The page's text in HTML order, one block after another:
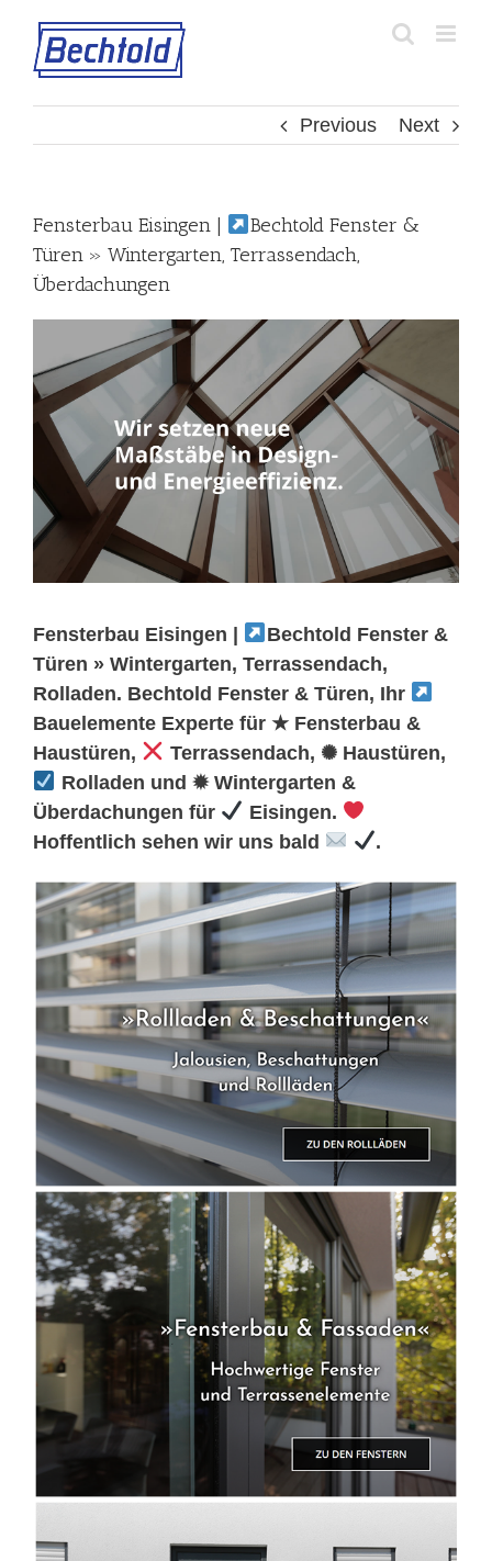
content
Previous Next
Fensterbau Eisingen |
Bechtold Fenster &
Türen » Wintergarten, Terrassendach,
Überdachungen
Fensterbau Eisingen |
Bechtold Fenster &
Türen » Wintergarten, Terrassendach,
Rolladen. Bechtold Fenster & Türen, Ihr
Bauelemente Experte für ★ Fensterbau &
Haustüren,
Terrassendach, ✺ Haustüren,
Rolladen und ✹ Wintergarten &
Überdachungen für
Eisingen.
Hoffentlich sehen wir uns bald
.